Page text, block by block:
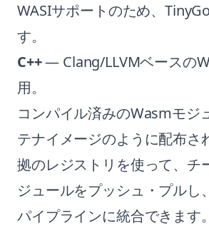
WASIサポートのため、
す。
C++— Clang/LLVMベースの
用。
コンパイル済みのWasmモジ
テナイメージのように配布さ
拠のレジストリを使って、チ
ジュールをプッシュ・プルし
パイプラインに統合できます。